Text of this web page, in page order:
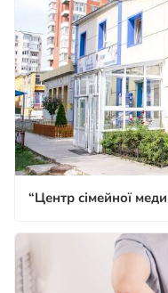
“Центр сімейної